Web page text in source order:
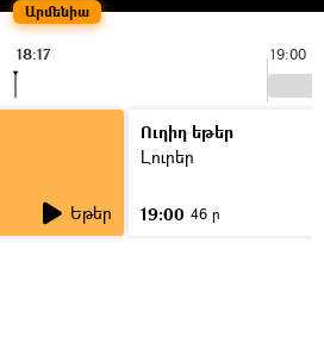
Արմենիա
19:00
18:17
Եթեր
Ուղիղ եթեր
Լուրեր
19:00 46 ր